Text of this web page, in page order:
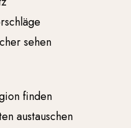
sehen
finden
austauschen